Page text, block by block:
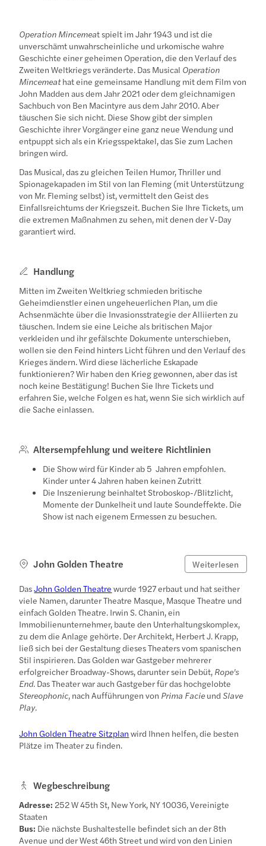
Operation Mincemeat spielt im Jahr 1943 und ist die
unverschämt unwahrscheinliche und urkomische wahre
Geschichte einer geheimen Operation, die den Verlauf des
Zweiten Weltkriegs veränderte. Das Musical Operation
Mincemeathat eine gemeinsame Handlung mit dem Film von
John Madden aus dem Jahr 2021 oder dem gleichnamigen
Sachbuch von Ben Macintyre aus dem Jahr 2010. Aber
täuschen Sie sich nicht. Diese Show gibt der simplen
Geschichte ihrer Vorgänger eine ganz neue Wendung und
entpuppt sich als ein Kriegsspektakel, das Sie zum Lachen
bringen wird.
Das Musical, das zu gleichen Teilen Humor, Thriller und
Spionagekapaden im Stil von Ian Fleming (mit Unterstützung
von Mr. Fleming selbst) ist, vermittelt den Geist des
Einfallsreichtums der Kriegszeit. Buchen Sie Ihre Tickets, um
die extremen Maßnahmen zu sehen, mit denen der V-Day
garantiert wird.
Handlung
Mitten im Zweiten Weltkrieg schmieden britische
Geheimdienstler einen ungeheuerlichen Plan, um die
Achsenmächte über die Invasionsstrategie der Alliierten zu
täuschen. Indem sie eine Leiche als britischen Major
verkleiden und ihr gefälschte Dokumente unterschieben,
wollen sie den Feind hinters Licht führen und den Verlauf des
Krieges ändern. Wird diese lächerliche Eskapade
funktionieren? Wir haben den Krieg gewonnen, aber das ist
noch keine Bestätigung! Buchen Sie Ihre Tickets und
erfahren Sie, welche Folgen es hat, wenn Sie sich wirklich auf
die Sache einlassen.
Altersempfehlung und weitere Richtlinien
Die Show wird für Kinder ab 5 Jahren empfohlen.
Kinder unter 4 Jahren haben keinen Zutritt
Die Inszenierung beinhaltet Stroboskop-/Blitzlicht,
Momente der Dunkelheit und laute Soundeffekte. Die
Show ist nach eigenem Ermessen zu besuchen.
John Golden Theatre Weiterlesen
DasJohn Golden Theatre wurde 1927 erbaut und hat seither
viele Namen, darunter Theatre Masque, Masque Theatre und
einfach Golden Theatre. Irwin S. Chanin, ein
Immobilienunternehmer, baute den Unterhaltungskomplex,
zu dem die Anlage gehörte. Der Architekt, Herbert J. Krapp,
ließ sich bei der Gestaltung dieses Theaters vom spanischen
Stil inspirieren. Das Golden war Gastgeber mehrerer
erfolgreicher Broadway-Shows, darunter sein Debüt, Rope's
End. Das Theater war auch Gastgeber für das hochgelobte
Stereophonic, nach Aufführungen von Prima FacieundSlave
Play.
John Golden Theatre Sitzplan wird Ihnen helfen, die besten
Plätze im Theater zu finden.
Wegbeschreibung
Adresse: 252 W 45th St, New York, NY 10036, Vereinigte
Staaten
Bus: Die nächste Bushaltestelle befindet sich an der 8th
Avenue und der West 46th Street und wird von den Linien